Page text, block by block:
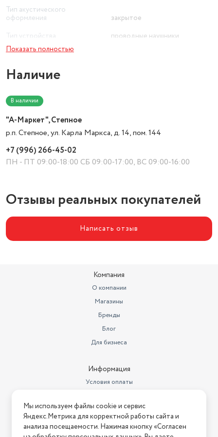
USB Type-C
Дополнительно
Срок службы
Гарантийный срок
1 мес.
Тип акустического
оформления
закрытое
Тип устройства
проводные наушники
Чувствительность
Импеданс
Показать полностью
Наличие
"А-Маркет", Степное
р.п. Степное, ул. Карла Маркса, д. 14, пом. 144
+7 (996) 266-45-02
ПН - ПТ 09:00-18:00 СБ 09:00-17:00, ВС 09:00-16:00
В наличии
Отзывы реальных покупателей
Написать отзыв
Компания
О компании
Магазины
Бренды
Блог
Для бизнеса
Информация
Условия оплаты
Условия возврата
Нашли ошибку на сайте? Напишите нам
Мы используем файлы cookie и сервис
Яндекс.Метрика для корректной работы сайта и
анализа посещаемости. Нажимая кнопку «Согласен